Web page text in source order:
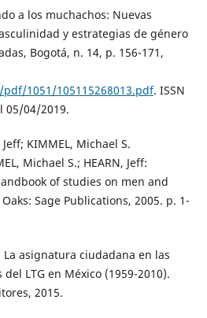
a los muchachos: Nuevas
y estrategias de género
Bogotá, n. 14, p. 156-171,
1051/105115268013.pdf. ISSN
05/04/2019.
Jeff; KIMMEL, Michael S.
Michael S.; HEARN, Jeff:
of studies on men and
Sage Publications, 2005. p. 1-
La asignatura ciudadana en las
LTG en México (1959-2010).
2015.